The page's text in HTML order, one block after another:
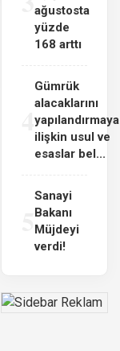
ağustosta
yüzde
168 arttı
4
Gümrük
alacaklarını
yapılandırmaya
ilişkin usul ve
esaslar bel...
Sanayi
Bakanı
Müjdeyi
verdi!